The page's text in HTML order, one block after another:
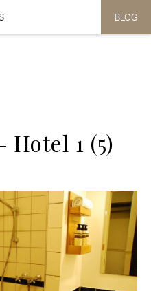
BLOG
Hotel 1 (5)